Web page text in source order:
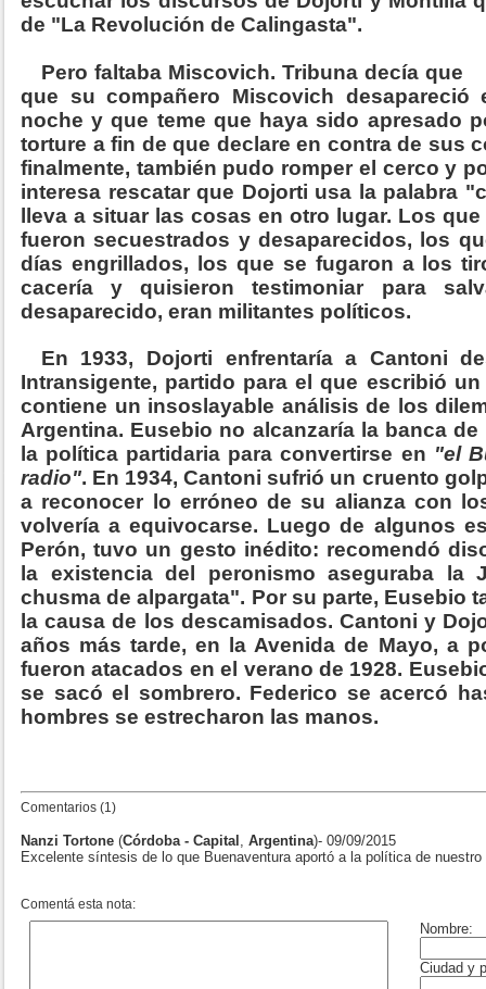
de "La Revolución de Calingasta".
Pero faltaba Miscovich. Tribuna decía que
que su compañero Miscovich
noche y que teme que haya sido apresado
torture a fin de que declare en contra de sus
finalmente, también pudo romper el cerco y
interesa rescatar que Dojorti usa la palabra
lleva a situar las cosas en otro lugar. Los
fueron secuestrados y desaparecidos, los
días engrillados, los que se fugaron a los
cacería y quisieron testimoniar para
desaparecido, eran militantes políticos.
En 1933, Dojorti enfrentaría a Cantoni
Intransigente, partido para el que escribió
contiene un insoslayable análisis de los
Argentina. Eusebio no alcanzaría la banca
la política partidaria para convertirse en "el
radio". En 1934, Cantoni sufrió un cruento
a reconocer lo erróneo de su alianza con
volvería a equivocarse. Luego de algunos
Perón, tuvo un gesto inédito: recomendó
la existencia del peronismo aseguraba la
chusma de alpargata". Por su parte, Eusebio
la causa de los descamisados. Cantoni y
años más tarde, en la Avenida de Mayo, a
fueron atacados en el verano de 1928.
se sacó el sombrero. Federico se acercó
hombres se estrecharon las manos.
Comentarios (1)
Nanzi Tortone (Córdoba - Capital Argentina)- 09/09/2015
Excelente síntesis de lo que Buenaventura aportó a la política de
Comentá esta nota: